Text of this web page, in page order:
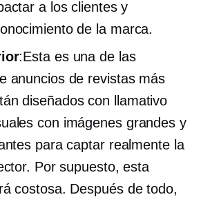
a los clientes y
de la marca.
:Esta es una de las
anuncios de revistas más
diseñados con llamativo
con imágenes grandes y
para captar realmente la
Por supuesto, esta
costosa. Después de todo,